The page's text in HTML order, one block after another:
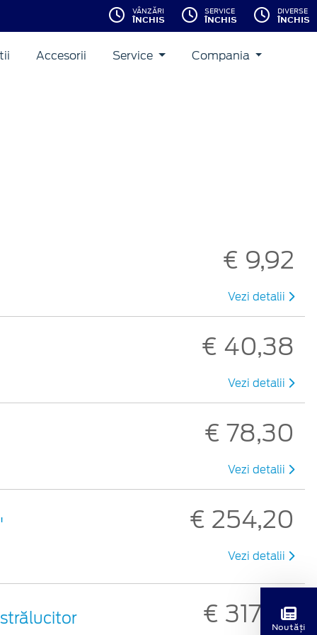
VÂNZĂRI
ÎNCHIS
SERVICE
ÎNCHIS
DIVERSE
ÎNCHIS
Accesorii Service Compania
€ 9,92
Vezi detalii
€ 40,38
Vezi detalii
€ 78,30
Vezi detalii
€ 254,20
Vezi detalii
€ 317,33
Noutăți